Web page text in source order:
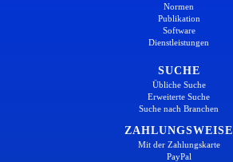
Normen
Publikation
Software
Dienstleistungen
SUCHE
Übliche Suche
Erweiterte Suche
Suche nach Branchen
ZAHLUNGSWEISE
Mit der Zahlungskarte
PayPal